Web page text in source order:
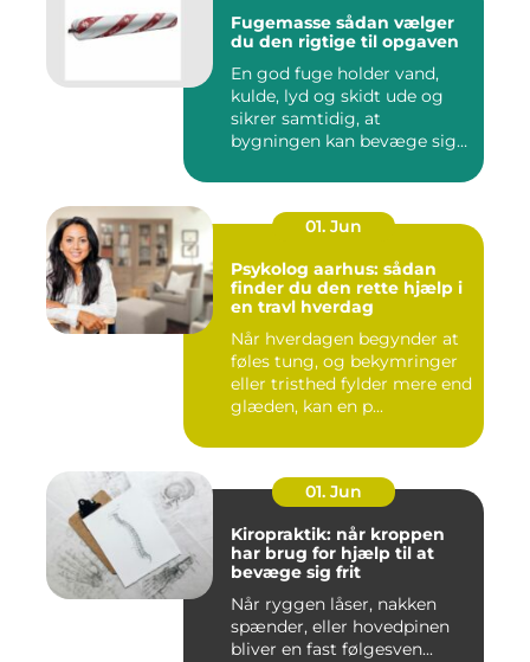
Fugemasse sådan vælger
du den rigtige til opgaven
En god fuge holder vand,
kulde, lyd og skidt ude og
sikrer samtidig, at
bygningen kan bevæge sig
01. Jun
Psykolog aarhus: sådan
finder du den rette hjælp i
en travl hverdag
Når hverdagen begynder at
føles tung, og bekymringer
eller tristhed fylder mere end
glæden, kan en p...
01. Jun
Kiropraktik: når kroppen
har brug for hjælp til at
bevæge sig frit
Når ryggen låser, nakken
spænder, eller hovedpinen
bliver en fast følgesven...